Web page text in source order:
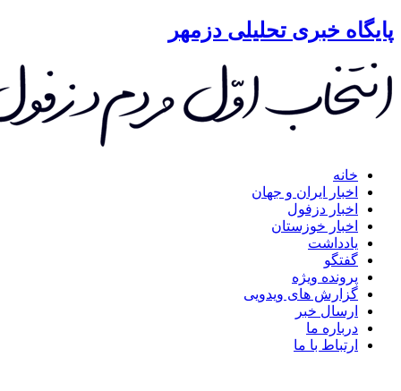
خبری تحلیلی دزمهر
خانه
اخبار ایران و جهان
اخبار دزفول
اخبار خوزستان
یادداشت
گفتگو
پرونده ویژه
گزارش های ویدویی
ارسال خبر
درباره ما
ارتباط با ما